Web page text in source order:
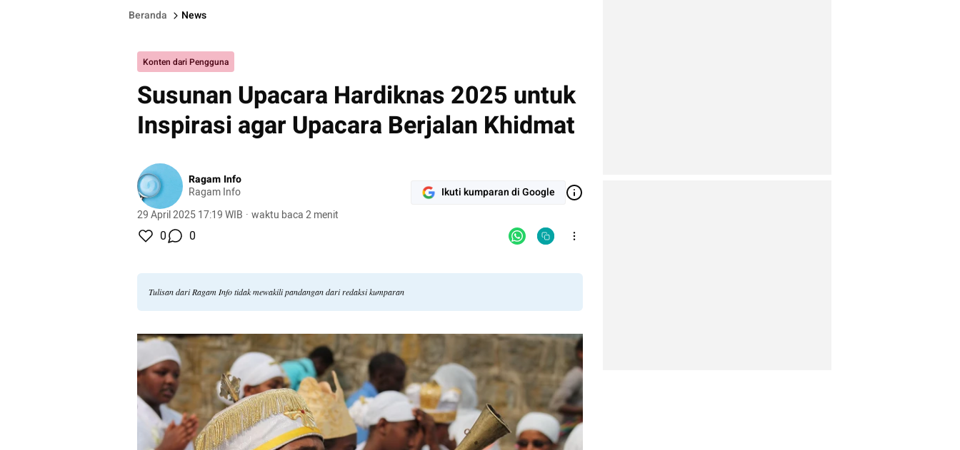
Beranda News
Konten dari Pengguna
Susunan Upacara Hardiknas 2025 untuk
Inspirasi agar Upacara Berjalan Khidmat
Ragam Info
Ragam Info
29 April 2025 17:19 WIB · waktu baca 2 menit
Ikuti kumparan di Google
0 0
Tulisan dari Ragam Info tidak mewakili pandangan dari redaksi kumparan